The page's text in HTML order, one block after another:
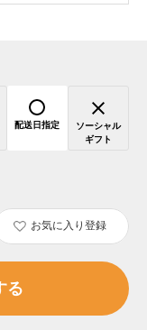
配送日指定
ソーシャル
ギフト
お気に入り登録